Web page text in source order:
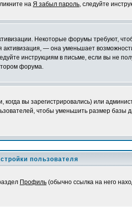
на Я забыл пароль, следуйте
Некоторые форумы требуют,
— она уменьшает
инструкциям в письме, если вы не
форума.
вы зарегистрировались) или
чтобы уменьшить размер базы
пользователя
Профиль (обычно ссылка на него